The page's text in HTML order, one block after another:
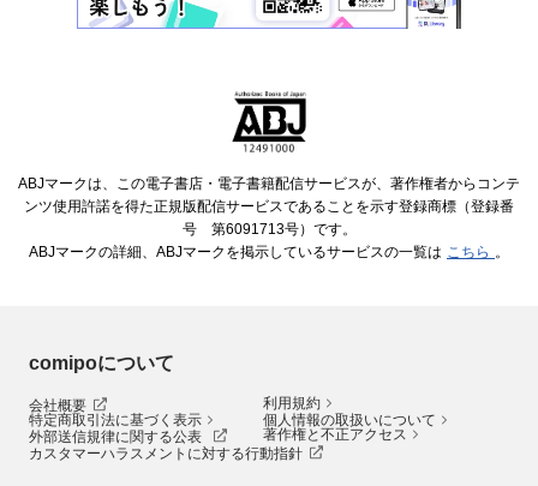
ABJマークは、この電子書店・電子書籍配信サービスが、著作権者からコンテ
ンツ使用許諾を得た正規版配信サービスであることを示す登録商標（登録番
号 第6091713号）です。
ABJマークの詳細、ABJマークを掲示しているサービスの一覧は こちら 。
comipoについて
会社概要
利用規約
特定商取引法に基づく表示
個人情報の取扱いについて
外部送信規律に関する公表
著作権と不正アクセス
カスタマーハラスメントに対する行動指針